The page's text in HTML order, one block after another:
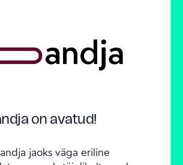
on avatud!
jaoks väga eriline